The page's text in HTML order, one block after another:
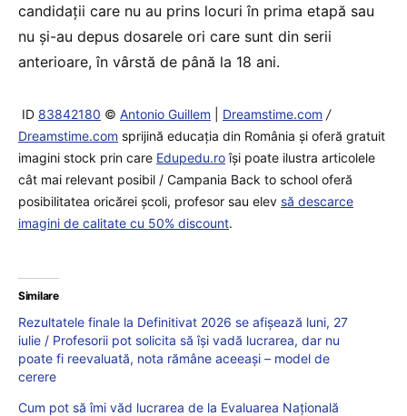
candidații care nu au prins locuri în prima etapă sau
nu și-au depus dosarele ori care sunt din serii
anterioare, în vârstă de până la 18 ani.
ID 83842180 © Antonio Guillem Dreamstime.com /
Dreamstime.com sprijină educaţia din România şi oferă gratuit
imagini stock prin care Edupedu.roîşi poate ilustra articolele
cât mai relevant posibil / Campania Back to school oferă
posibilitatea oricărei școli, profesor sau elev să descarce
imagini de calitate cu 50% discount.
Similare
Rezultatele finale la Definitivat 2026 se afișează luni, 27
iulie / Profesorii pot solicita să își vadă lucrarea, dar nu
poate fi reevaluată, nota rămâne aceeași – model de
cerere
Cum pot să îmi văd lucrarea de la Evaluarea Națională